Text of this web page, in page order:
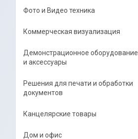
Фото и Видео техника
Коммерческая визуализация
Демонстрационное оборудование
и аксессуары
Решения для печати и обработки
документов
Канцелярские товары
Дом и офис